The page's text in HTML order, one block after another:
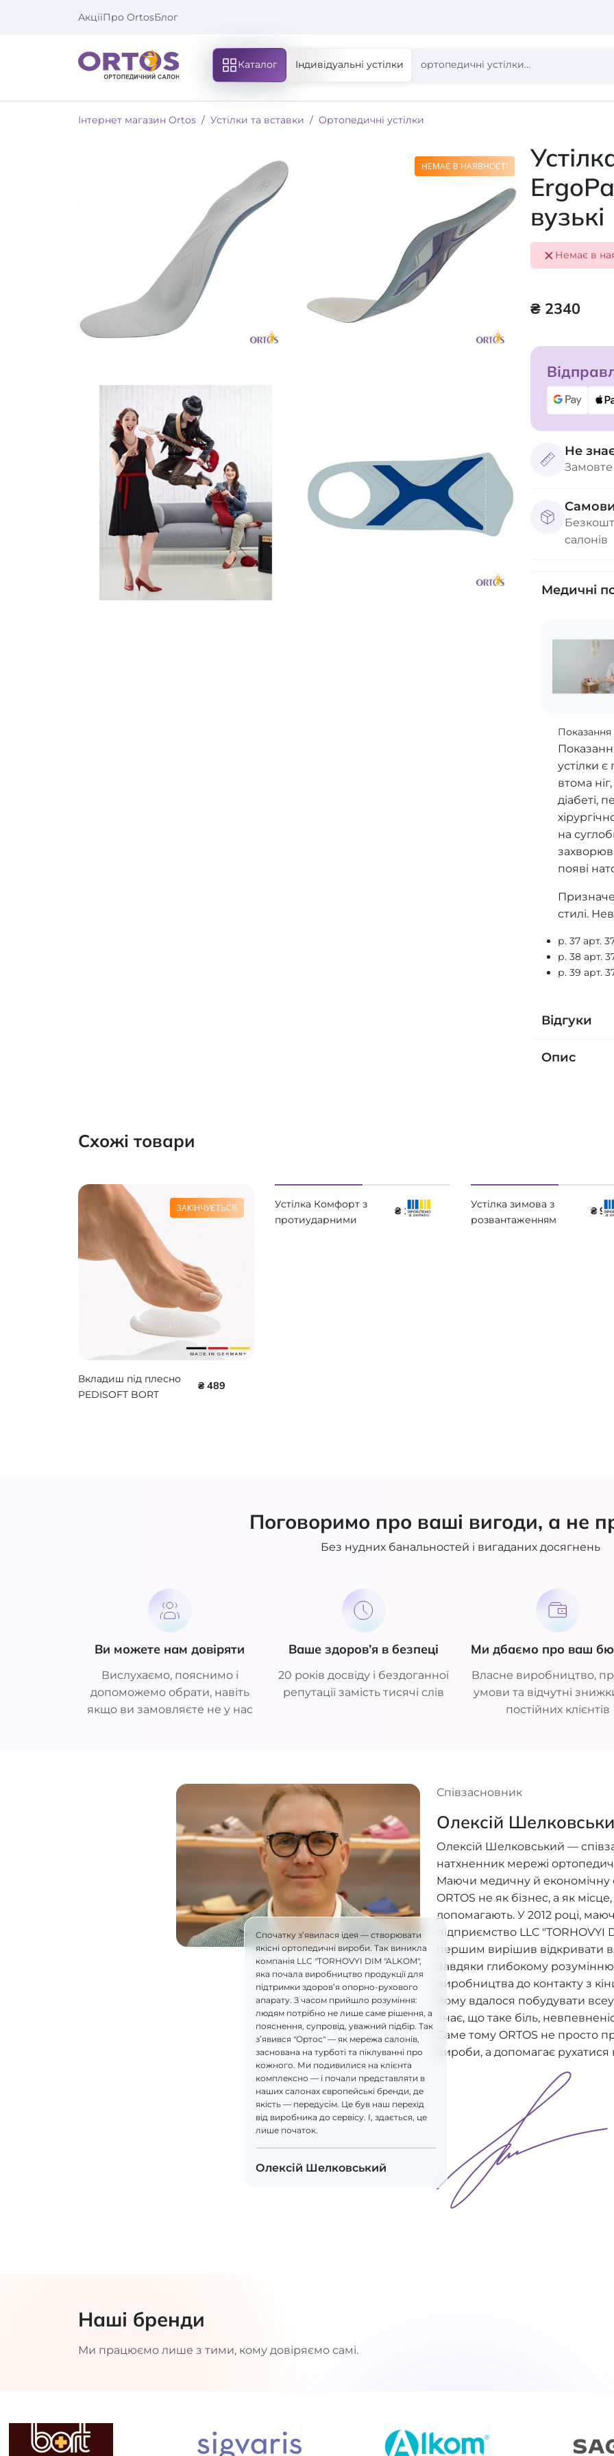
АкціїПро OrtosБлог
Каталог Індивідуальні устілки
Інтернет магазин Ortos Устілки та вставки Ортопедичні устілки
НЕМАЄ В НАЯВНОСТІ
вузькі
Немає в
₴ 2340
Не
салонів
Медичні
Показання
устілки є
втома
діабеті,
на
появі
стилі.
р. 37 арт.
р. 38 арт.
р. 39 арт.
Відгуки
Опис
Схожі товари
ЗАКІНЧУЄТЬСЯ
Вкладиш під плесно
PEDISOFT BORT
₴ 489
Устілка Комфорт з
протиударними
₴ 1100
Устілка зимова з
розвантаженням
₴
Поговоримо про ваші вигоди, а не
Без нудних банальностей і вигаданих досягнень
Ви можете нам довіряти
Вислухаємо, пояснимо і
допоможемо обрати, навіть
якщо ви замовляєте не у нас
Ваше здоров’я в безпеці
20 років досвіду і бездоганної
репутації замість тисячі слів
Ми дбаємо про ваш
Власне виробництво,
умови та відчутні
постійних клієнтів
Спочатку з’явилася ідея — створювати
якісні ортопедичні вироби. Так виникла
компанія LLC "TORHOVYI DIM "ALKOM",
яка почала виробництво продукції для
підтримки здоров’я опорно-рухового
апарату. З часом прийшло розуміння:
людям потрібно не лише саме рішення, а
пояснення, супровід, уважний підбір. Так
з’явився "Ортос" — як мережа салонів,
заснована на турботі та піклуванні про
кожного. Ми подивилися на клієнта
комплексно — і почали представляти в
наших салонах європейські бренди, де
якість — передусім. Це був наш перехід
від виробника до сервісу. І, здається, це
лише початок.
Олексій Шелковський
Співзасновник
Олексій
Олексій Шелковський —
натхненник мережі
Маючи медичну й економічну
ORTOS не як бізнес, а як
допомагають. У 2012 році,
підприємство LLC "TORHOVYI
першим вирішив відкривати
Завдяки глибокому розумінню
виробництва до контакту з
йому вдалося побудувати
знає, що таке біль,
Саме тому ORTOS не просто
вироби, а допомагає рухатися
Наші бренди
Ми працюємо лише з тими, кому довіряємо самі.